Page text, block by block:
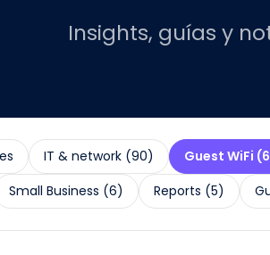
Insights, guías y
IT & network (90) Guest WiFi (
Small Business (6) Reports (5)